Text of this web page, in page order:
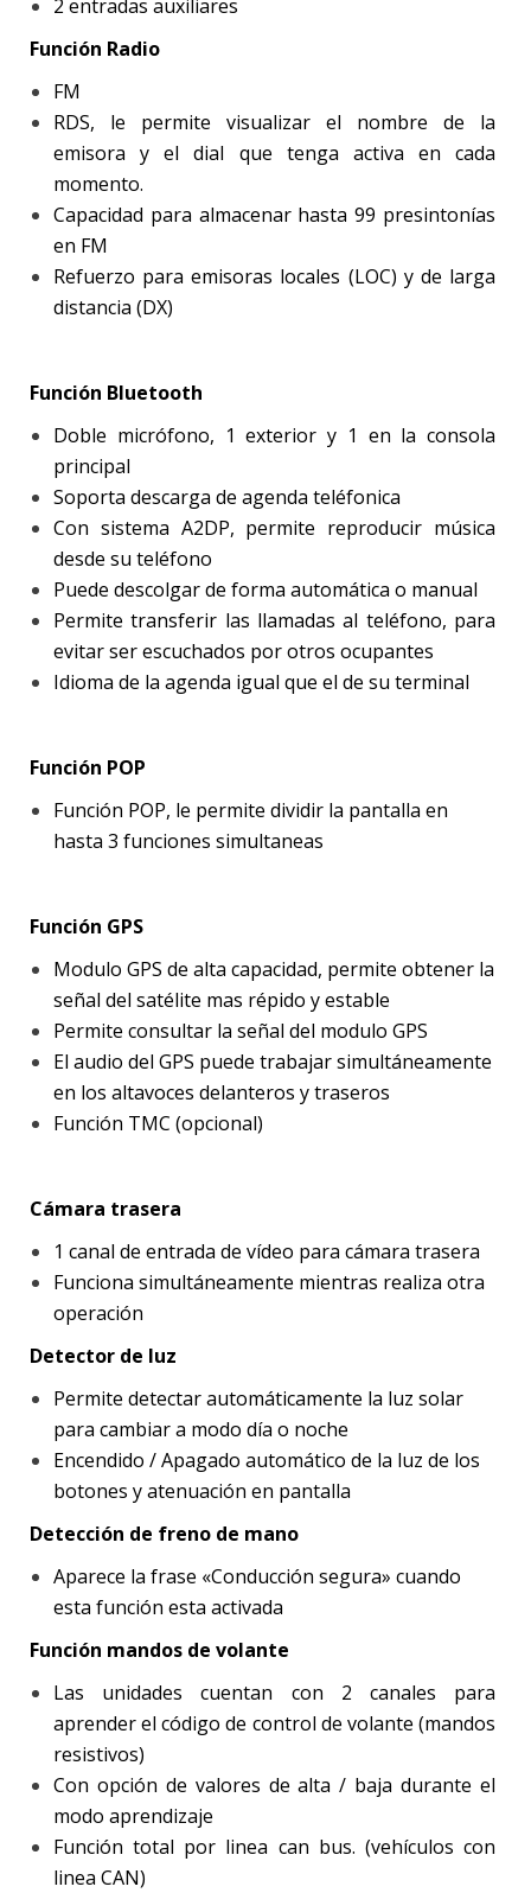
2 entradas auxiliares
Función Radio
FM
RDS, le permite visualizar el nombre de la
emisora y el dial que tenga activa en cada
momento.
Capacidad para almacenar hasta 99 presintonías
en FM
Refuerzo para emisoras locales (LOC) y de larga
distancia (DX)
Función Bluetooth
Doble micrófono, 1 exterior y 1 en la consola
principal
Soporta descarga de agenda teléfonica
Con sistema A2DP, permite reproducir música
desde su teléfono
Puede descolgar de forma automática o manual
Permite transferir las llamadas al teléfono, para
evitar ser escuchados por otros ocupantes
Idioma de la agenda igual que el de su terminal
Función POP
Función POP, le permite dividir la pantalla en
hasta 3 funciones simultaneas
Función GPS
Modulo GPS de alta capacidad, permite obtener la
señal del satélite mas répido y estable
Permite consultar la señal del modulo GPS
El audio del GPS puede trabajar simultáneamente
en los altavoces delanteros y traseros
Función TMC (opcional)
Cámara trasera
1 canal de entrada de vídeo para cámara trasera
Funciona simultáneamente mientras realiza otra
operación
Detector de luz
Permite detectar automáticamente la luz solar
para cambiar a modo día o noche
Encendido / Apagado automático de la luz de los
botones y atenuación en pantalla
Detección de freno de mano
Aparece la frase «Conducción segura» cuando
esta función esta activada
Función mandos de volante
Las unidades cuentan con 2 canales para
aprender el código de control de volante (mandos
resistivos)
Con opción de valores de alta / baja durante el
modo aprendizaje
Función total por linea can bus. (vehículos con
linea CAN)